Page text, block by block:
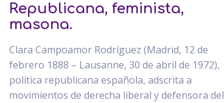
Republicana, feminista,
masona.
Clara Campoamor Rodríguez (Madrid, 12 de
febrero 1888 – Lausanne, 30 de abril de 1972),
política republicana española, adscrita a
movimientos de derecha liberal y defensora del